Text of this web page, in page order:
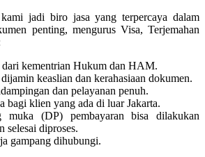
jadi biro jasa yang terpercaya dalam
penting, mengurus Visa, Terjemahan
kementrian Hukum dan HAM.
dijamin keaslian dan kerahasiaan dokumen.
dan pelayanan penuh.
bagi klien yang ada di luar Jakarta.
muka (DP) pembayaran bisa dilakukan
selesai diproses.
gampang dihubungi.